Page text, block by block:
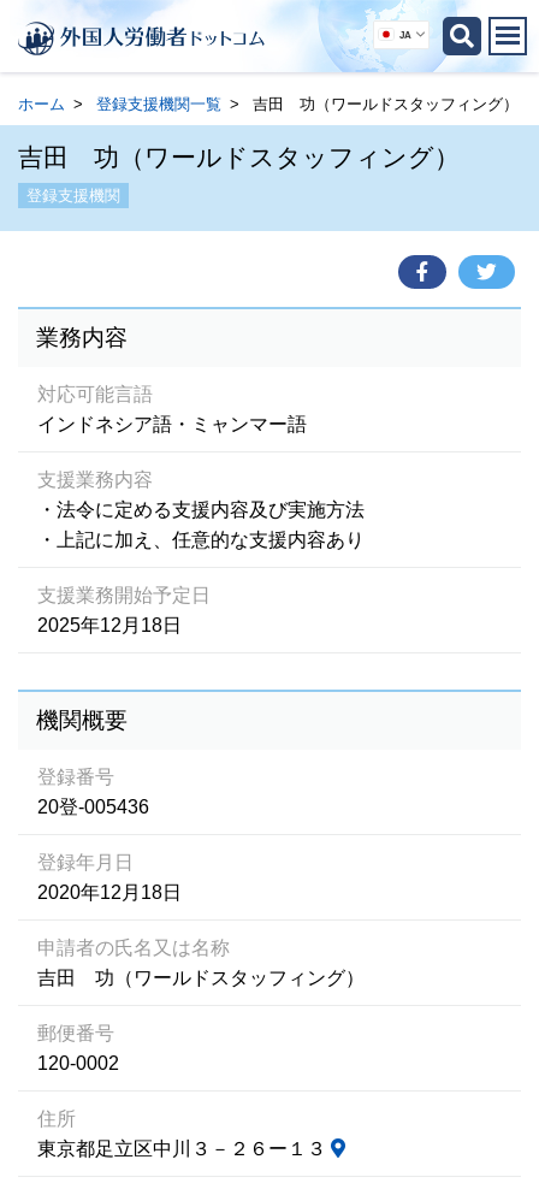
JA
ホーム 登録支援機関一覧 吉田 功（ワールドスタッフィング）
吉田 功（ワールドスタッフィング）
登録支援機関
業務内容
対応可能言語
インドネシア語・ミャンマー語
支援業務内容
・法令に定める支援内容及び実施方法
・上記に加え、任意的な支援内容あり
支援業務開始予定日
2025年12月18日
機関概要
登録番号
20登-005436
登録年月日
2020年12月18日
申請者の氏名又は名称
吉田 功（ワールドスタッフィング）
郵便番号
120-0002
住所
東京都足立区中川３－２６ー１３